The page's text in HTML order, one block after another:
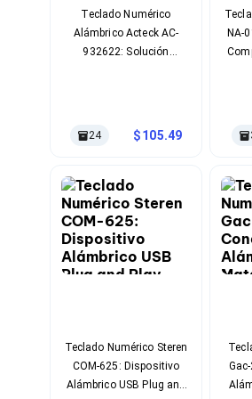
Soportes para Monitores
Monitores Portátiles
Filtros de Privacidad para
Memorias RAM para Servidores
Memorias USB
Lectores de Memoria
Memorias Flash
Componentes
Tarjetas de Expansión
Tarjetas PCI Express
Enfriamiento y Ventilación
Disipadores para CPU
Pasta Térmica
Teclado Numérico
Alámbrico Acteck AC-
932622: Solución
24 105.49
NA-
Teclado Numérico Steren
COM-625: Dispositivo
Alámbrico USB Plug and